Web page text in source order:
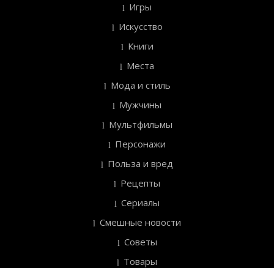
Игры
Искусство
Книги
Места
Мода и стиль
Мужчины
Мультфильмы
Персонажи
Польза и вред
Рецепты
Сериалы
Смешные новости
Советы
Товары